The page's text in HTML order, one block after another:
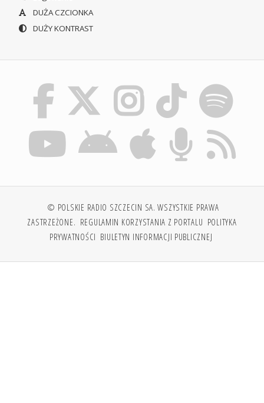
DUŻA CZCIONKA
DUŻY KONTRAST
© POLSKIE RADIO SZCZECIN SA. WSZYSTKIE PRAWA
ZASTRZEŻONE. REGULAMIN KORZYSTANIA Z PORTALU POLITYKA
PRYWATNOŚCI BIULETYN INFORMACJI PUBLICZNEJ